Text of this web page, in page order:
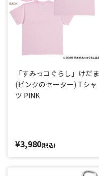
「すみっコぐらし」けだま
(ピンクのセーター) Tシャ
ツ PINK
¥3,980(税込)